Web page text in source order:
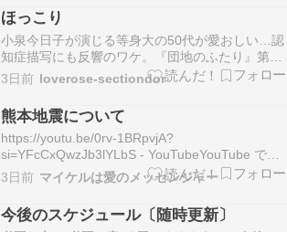
ほっこり
小泉今日子が演じる等身大の50代が愛おしい…認
知症描写にも反響のワケ。『団地のふたり』第3
話レビュー（映画チャンネル）のコメント一覧 -
Yahoo!ニュース小泉今日子・小林聡美主演『団地
のふたり』（NHK総合）。幼なじみ二人と、夕日
野団地に住む人たちとの穏やかな日常が描かれ
る…
3日前 loverose-sectiondor
熊本地震について
https://youtu.be/0rv-1BRpvjA?
si=YFcCxQwzJb3lYLbS - YouTubeYouTube でお
気に入りの動画や音楽を楽しみ、オリジナルのコ
ンテンツをアップロードして友だちや家族、世界
中の人たちと共有しましょう。youtu.be地震につ
い…
3日前 マイケルは愛のメッセンジャー
今後のスケジュール〔随時更新〕